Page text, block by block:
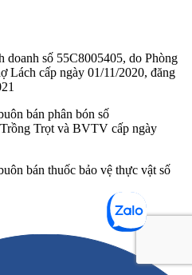
số 55C8005405, do Phòng
Lách cấp ngày 01/11/2020, đăng
bán phân bón số
Trọt và BVTV cấp ngày
bán thuốc bảo vệ thực vật số